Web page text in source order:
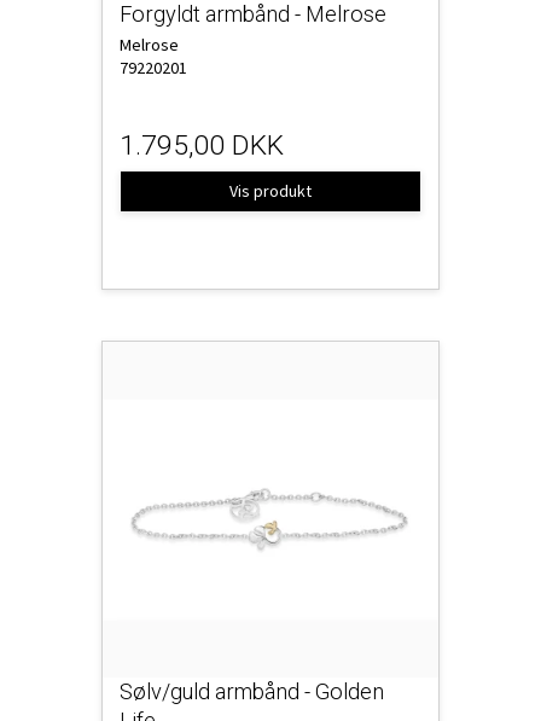
Forgyldt armbånd - Melrose
Melrose
79220201
1.795,00 DKK
Vis produkt
Sølv/guld armbånd - Golden